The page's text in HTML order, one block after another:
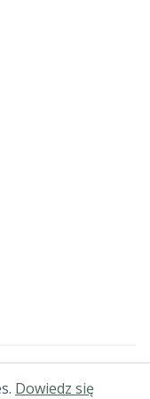
zastrzeżone.
Dowiedz się